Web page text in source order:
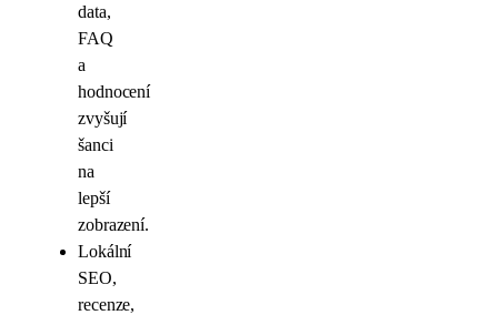
data,
FAQ
a
hodnocení
zvyšují
šanci
na
lepší
zobrazení.
Lokální
SEO,
recenze,